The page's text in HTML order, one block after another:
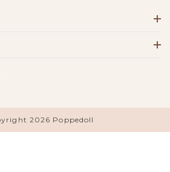
2026 Poppedoll